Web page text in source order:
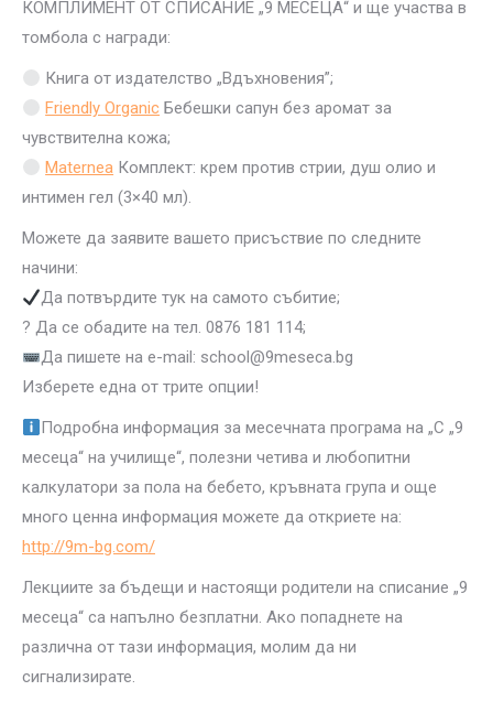
КОМПЛИМЕНТ ОТ СПИСАНИЕ „9 МЕСЕЦА“ и ще участва в
томбола с награди:
Книга от издателство „Вдъхновения”;
Friendly Organic Бебешки сапун без аромат за
чувствителна кожа;
Maternea Комплект: крем против стрии, душ олио и
интимен гел (3×40 мл).
Можете да заявите вашето присъствие по следните
начини:
Да потвърдите тук на самото събитие;
? Да се обадите на тел. 0876 181 114;
Да пишете на e-mail: school@9meseca.bg
Изберете една от трите опции!
Подробна информация за месечната програма на „С „9
месеца“ на училище“, полезни четива и любопитни
калкулатори за пола на бебето, кръвната група и още
много ценна информация можете да откриете на:
http://9m-bg.com/
Лекциите за бъдещи и настоящи родители на списание „9
месеца“ са напълно безплатни. Ако попаднете на
различна от тази информация, молим да ни
сигнализирате.